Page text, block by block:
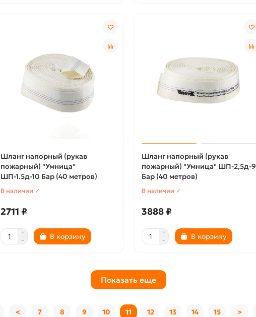
Шланг напорный (рукав
пожарный) "Умница"
ШП-1.5д-10 Бар (40 метров)
В наличии ✓
2711 ₽
В корзину
Шланг напорный (рукав
пожарный) "Умница" ШП-2,5д-9
Бар (40 метров)
В наличии ✓
3888 ₽
В корзину
Показать еще
< 7 8 9 10 11 12 13 14 15 >